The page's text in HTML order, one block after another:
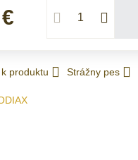
produktu Strážny pes